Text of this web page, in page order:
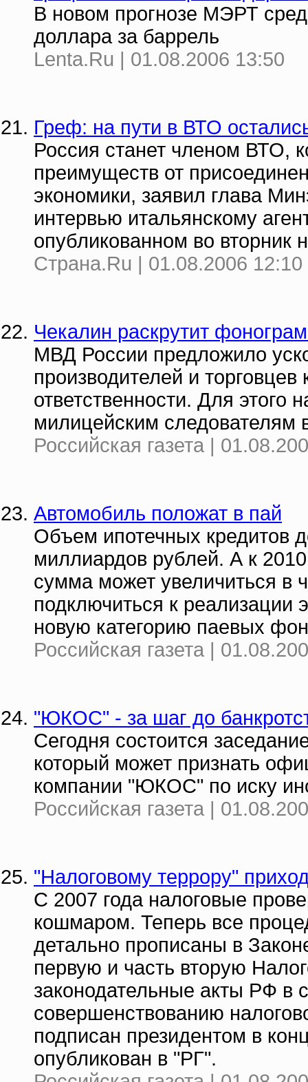
В новом прогнозе МЭРТ
доллара за баррель
Lenta.Ru | 01.08.2006 13:50
Греф: на пути в ВТО
Россия станет членом ВТО,
преимуществ от
экономики, заявил глава
интервью итальянскому
опубликованном во вторник
Страна.Ru | 01.08.2006 12:10
Чекалин раскрутит
МВД России предложило
производителей и
ответственности. Для этого
милицейским следователям
Российская газета |
Автомобиль положат в пай
Объем ипотечных кредитов
миллиардов рублей. А к
сумма может увеличиться в
подключиться к реализации
новую категорию паевых
Российская газета |
"ЮКОС" - за шаг до
Сегодня состоится
который может признать
компании "ЮКОС" по иску
Российская газета |
"Налоговому террору"
С 2007 года налоговые
кошмаром. Теперь все
детально прописаны в
первую и часть вторую
законодательные акты РФ в
совершенствованию
подписан президентом в
опубликован в "РГ".